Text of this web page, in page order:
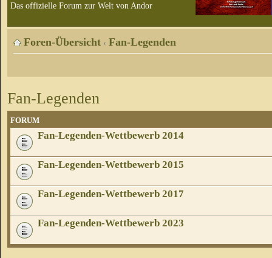
Das offizielle Forum zur Welt von Andor
Foren-Übersicht ‹ Fan-Legenden
Fan-Legenden
FORUM
Fan-Legenden-Wettbewerb 2014
Fan-Legenden-Wettbewerb 2015
Fan-Legenden-Wettbewerb 2017
Fan-Legenden-Wettbewerb 2023